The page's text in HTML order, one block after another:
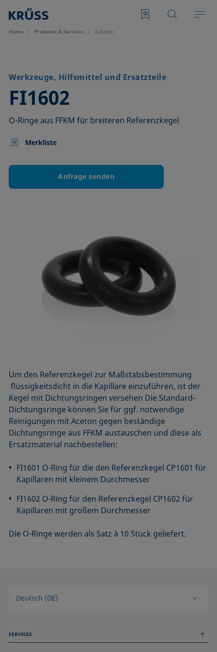
Home Produkte & Services Zubehör
Werkzeuge, Hilfsmittel und Ersatzteile
FI1602
–
O-Ringe aus FFKM für breiteren Referenzkegel
Merkliste
Anfrage senden
Um den Referenzkegel zur Maßstabsbestimmung
flüssigkeitsdicht in die Kapillare einzuführen, ist der
Kegel mit Dichtungsringen versehen Die Standard-
Dichtungsringe können Sie für ggf. notwendige
Reinigungen mit Aceton gegen beständige
Dichtungsringe aus FFKM austauschen und diese als
Ersatzmaterial nachbestellen:
FI1601 O-Ring für die den Referenzkegel CP1601 für
Kapillaren mit kleinem Durchmesser
FI1602 O-Ring für den Referenzkegel CP1602 für
Kapillaren mit großem Durchmesser
Die O-Ringe werden als Satz à 10 Stück geliefert.
Deutsch (DE)
SERVICES